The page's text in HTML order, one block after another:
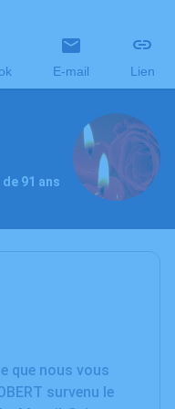
E-mail Lien
91 ans
que nous vous
survenu le